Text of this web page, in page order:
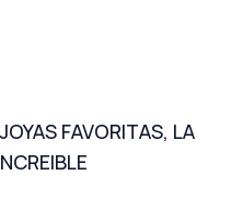
FAVORITAS, LA